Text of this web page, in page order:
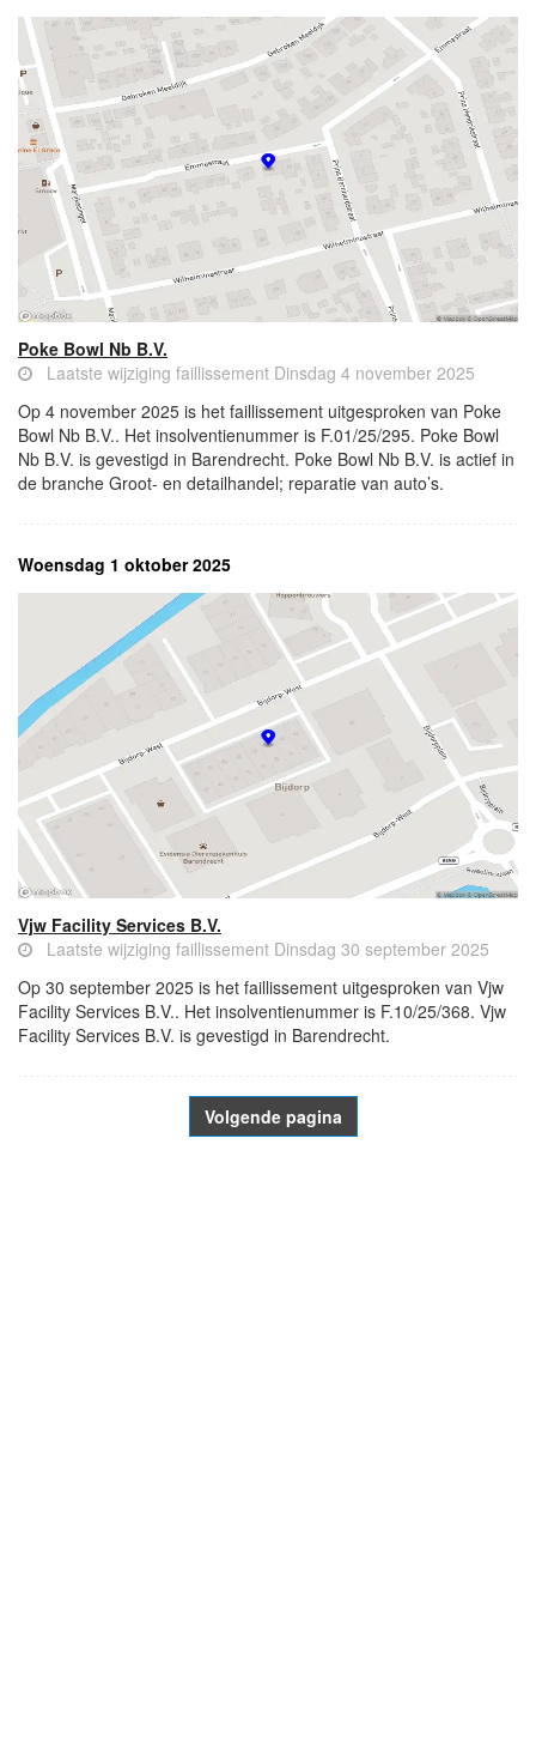
Poke Bowl Nb B.V.
Laatste wijziging faillissement Dinsdag 4 november 2025
Op 4 november 2025 is het faillissement uitgesproken van Poke
Bowl Nb B.V.. Het insolventienummer is F.01/25/295. Poke Bowl
Nb B.V. is gevestigd in Barendrecht. Poke Bowl Nb B.V. is actief in
de branche Groot- en detailhandel; reparatie van auto’s.
Woensdag 1 oktober 2025
Vjw Facility Services B.V.
Laatste wijziging faillissement Dinsdag 30 september 2025
Op 30 september 2025 is het faillissement uitgesproken van Vjw
Facility Services B.V.. Het insolventienummer is F.10/25/368. Vjw
Facility Services B.V. is gevestigd in Barendrecht.
Volgende pagina